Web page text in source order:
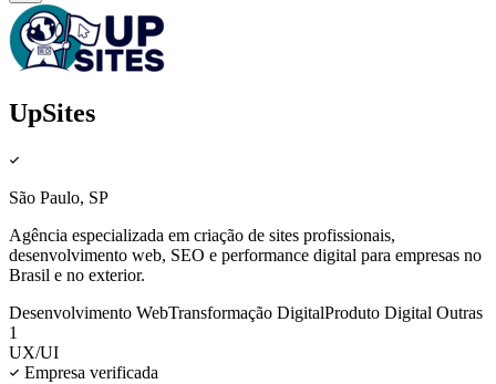
UpSites
São Paulo, SP
Agência especializada em criação de sites profissionais,
desenvolvimento web, SEO e performance digital para empresas no
Brasil e no exterior.
Desenvolvimento WebTransformação DigitalProduto Digital Outras
1
UX/UI
Empresa verificada